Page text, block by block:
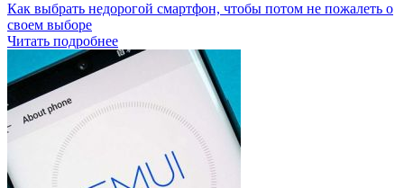
Как выбрать недорогой смартфон, чтобы потом не пожалеть о
своем выборе
Читать подробнее